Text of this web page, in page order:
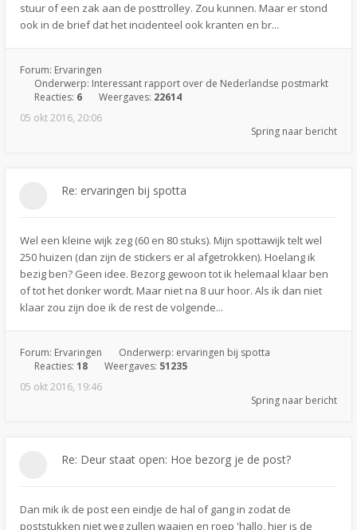
stuur of een zak aan de posttrolley. Zou kunnen. Maar er stond
ook in de brief dat het incidenteel ook kranten en br...
Forum: Ervaringen
Onderwerp: Interessant rapport over de Nederlandse postmarkt
Reacties: 6 Weergaves: 22614
05 okt 2016, 20:06
Spring naar bericht
Re: ervaringen bij spotta
Wel een kleine wijk zeg (60 en 80 stuks). Mijn spottawijk telt wel
250 huizen (dan zijn de stickers er al afgetrokken). Hoelang ik
bezig ben? Geen idee. Bezorg gewoon tot ik helemaal klaar ben
of tot het donker wordt. Maar niet na 8 uur hoor. Als ik dan niet
klaar zou zijn doe ik de rest de volgende...
Forum: Ervaringen Onderwerp: ervaringen bij spotta
Reacties: 18 Weergaves: 51235
05 okt 2016, 19:46
Spring naar bericht
Re: Deur staat open: Hoe bezorg je de post?
Dan mik ik de post een eindje de hal of gang in zodat de
poststukken niet weg zullen waaien en roep 'hallo, hier is de